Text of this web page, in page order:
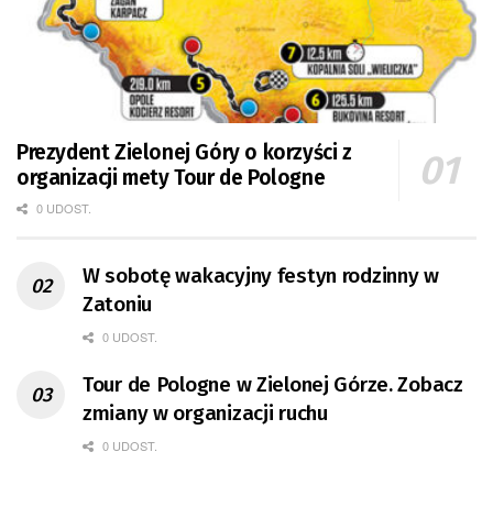
Prezydent Zielonej Góry o korzyści z
organizacji mety Tour de Pologne
0 UDOST.
W sobotę wakacyjny festyn rodzinny w
Zatoniu
0 UDOST.
Tour de Pologne w Zielonej Górze. Zobacz
zmiany w organizacji ruchu
0 UDOST.